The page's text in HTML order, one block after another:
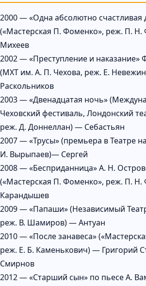
2000 — «Одна абсолютно счастливая
(«Мастерская П. Фоменко», реж. П.
Михеев
2002 — «Преступление и наказание»
(МХТ им. А. П. Чехова, реж. Е.
Раскольников
2003 — «Двенадцатая ночь»
Чеховский фестиваль, Лондонский
реж. Д. Доннеллан) — Себастьян
2007 — «Трусы» (премьера в Театре
И. Вырыпаев)— Сергей
2008 — «Бесприданница» А. Н.
(«Мастерская П. Фоменко», реж. П.
Карандышев
2009 — «Папаши» (Независимый
реж. В. Шамиров) — Антуан
2010 — «После занавеса»
реж. Е. Б. Каменькович) — Григорий
Смирнов
2012 — «Старший сын» по пьесе А.